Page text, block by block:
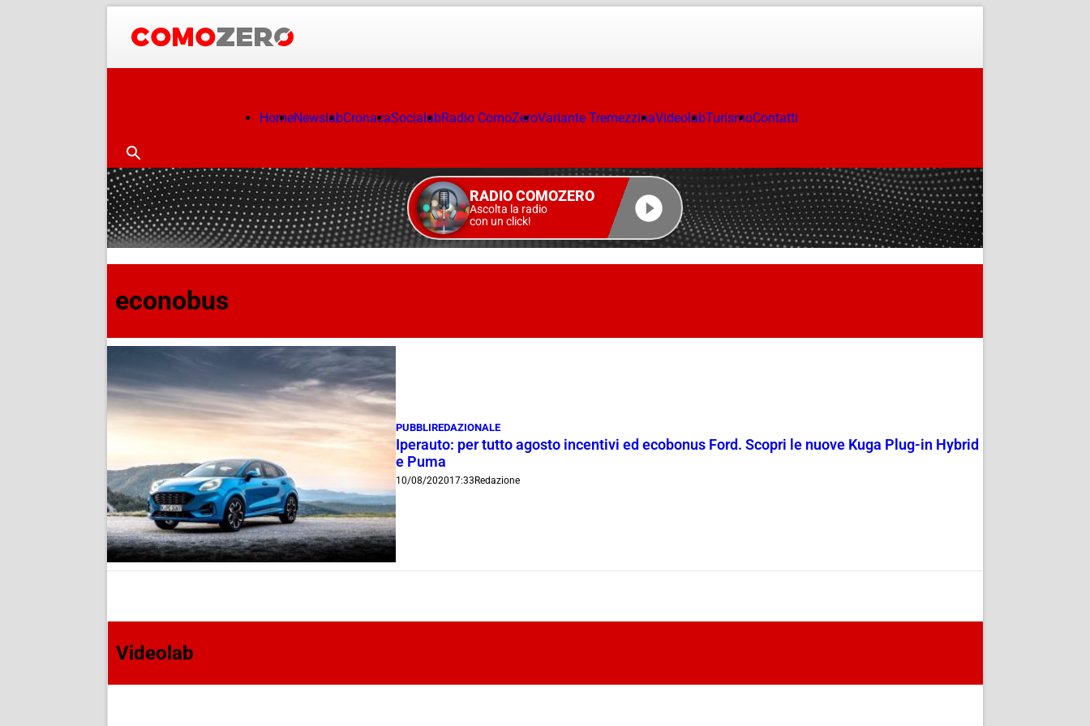
HomeNewslabCronacaSocialabRadio ComoZeroVariante TremezzinaVideolabTurismoContatti
RADIO COMOZERO
Ascolta la radio
con un click!
econobus
PUBBLIREDAZIONALE
Iperauto: per tutto agosto incentivi ed ecobonus Ford. Scopri le nuove Kuga Plug-in Hybrid
e Puma
10/08/202017:33 Redazione
Videolab